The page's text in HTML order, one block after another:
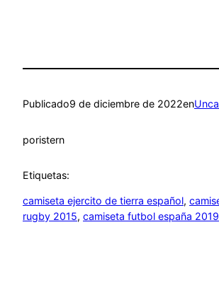
Publicado9 de diciembre de 2022en
poristern
Etiquetas:
camiseta ejercito de tierra español,
rugby 2015, camiseta futbol españa 2019